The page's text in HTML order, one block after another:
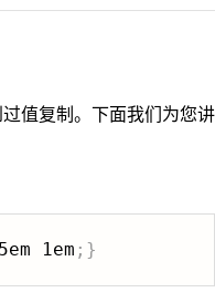
值复制。下面我们为您讲
1em ; }